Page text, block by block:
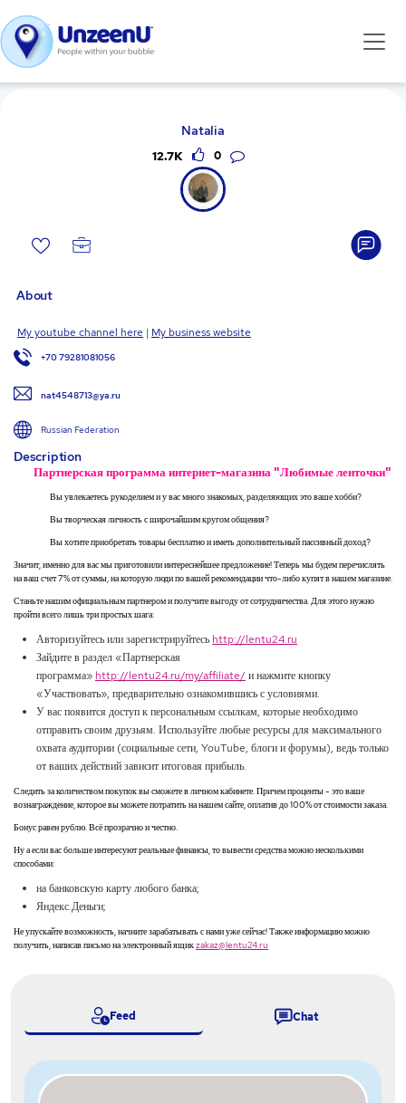
Natalia
12.7K 0
About
My youtube channel here | My business website
+70 79281081056
nat4548713@ya.ru
Russian Federation
Description
Партнерская программа интернет-магазина "Любимые ленточки"
Вы увлекаетесь рукоделием и у вас много знакомых, разделяющих это ваше хобби?
Вы творческая личность с широчайшим кругом общения?
Вы хотите приобретать товары бесплатно и иметь дополнительный пассивный доход?
Значит, именно для вас мы приготовили интереснейшее предложение! Теперь мы будем перечислять
на ваш счет 7% от суммы, на которую люди по вашей рекомендации что-либо купят в нашем магазине.
Станьте нашим официальным партнером и получите выгоду от сотрудничества. Для этого нужно
пройти всего лишь три простых шага:
Авторизуйтесь или зарегистрируйтесь http://lentu24.ru
Зайдите в раздел «Партнерская
программа» http://lentu24.ru/my/affiliate/ и нажмите кнопку
«Участвовать», предварительно ознакомившись с условиями.
У вас появится доступ к персональным ссылкам, которые необходимо
отправить своим друзьям. Используйте любые ресурсы для максимального
охвата аудитории (социальные сети, YouTube, блоги и форумы), ведь только
от ваших действий зависит итоговая прибыль.
Следить за количеством покупок вы сможете в личном кабинете. Причем проценты - это ваше
вознаграждение, которое вы можете потратить на нашем сайте, оплатив до 100% от стоимости заказа.
Бонус равен рублю. Всё прозрачно и честно.
Ну а если вас больше интересуют реальные финансы, то вывести средства можно несколькими
способами:
на банковскую карту любого банка;
Яндекс.Деньги;
Не упускайте возможность, начните зарабатывать с нами уже сейчас! Также информацию можно
получить, написав письмо на электронный ящикzakaz@lentu24.ru
Feed Chat